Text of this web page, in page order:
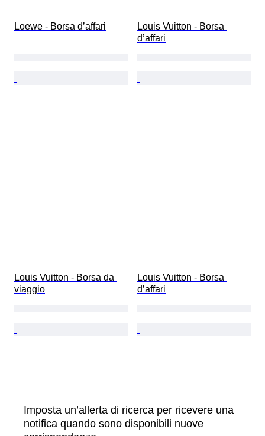
Loewe - Borsa d’affari
Louis Vuitton - Borsa
d’affari
Louis Vuitton - Borsa da
viaggio
Louis Vuitton - Borsa
d’affari
Imposta un’allerta di ricerca per ricevere una
notifica quando sono disponibili nuove